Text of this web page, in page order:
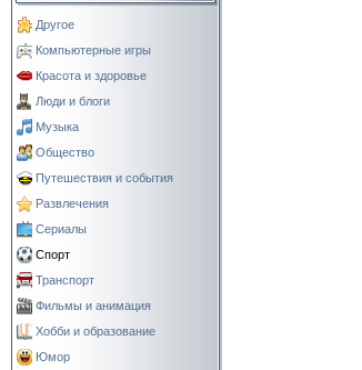
Другое
Компьютерные игры
Красота и здоровье
Люди и блоги
Музыка
Общество
Путешествия и события
Развлечения
Сериалы
Спорт
Транспорт
Фильмы и анимация
Хобби и образование
Юмор